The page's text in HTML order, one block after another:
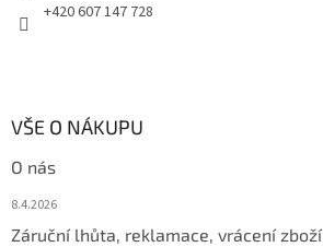
+420 607 147 728
VŠE O NÁKUPU
O nás
8.4.2026
Záruční lhůta, reklamace, vrácení zboží